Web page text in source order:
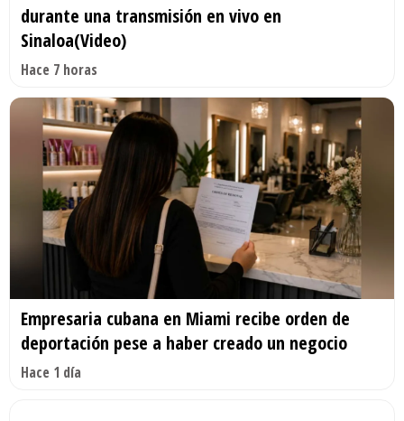
durante una transmisión en vivo en
Sinaloa(Video)
Hace 7 horas
Empresaria cubana en Miami recibe orden de
deportación pese a haber creado un negocio
Hace 1 día